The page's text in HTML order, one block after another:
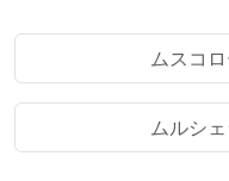
ムスコ
ムルシ